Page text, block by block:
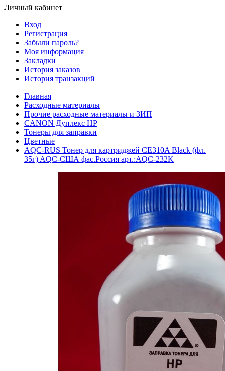
Личный кабинет
Вход
Регистрация
Забыли пароль?
Моя информация
Закладки
История заказов
История транзакций
Главная
Расходные материалы
Прочие расходные материалы и ЗИП
CANON Дуплекс HP
Тонеры для заправки
Цветные
AQC-RUS Тонер для картриджей CE310A Black (фл.
35г) AQC-США фас.Россия арт.:AQC-232K